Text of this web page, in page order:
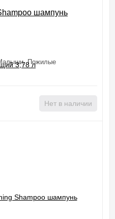
шампунь
Средние, Крупные, Миниатюрные),
Пожилые
Нет в наличии